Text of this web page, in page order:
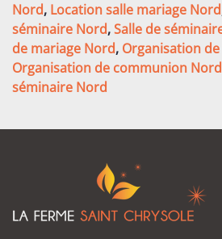
Nord, Location salle mariage Nord
séminaire Nord,Salle de
de mariage Nord, Organisation
Organisation de communion Nord
séminaire Nord